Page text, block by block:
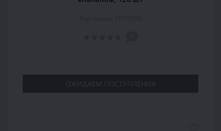
ОЖИДАЕМ ПОСТУПЛЕНИЯ